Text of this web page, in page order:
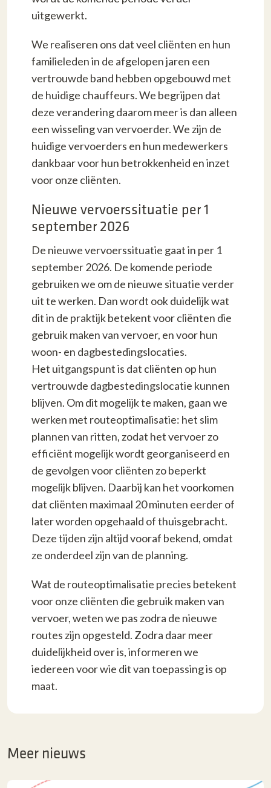
uitgewerkt.
We realiseren ons dat veel cliënten en hun
familieleden in de afgelopen jaren een
vertrouwde band hebben opgebouwd met
de huidige chauffeurs. We begrijpen dat
deze verandering daarom meer is dan alleen
een wisseling van vervoerder. We zijn de
huidige vervoerders en hun medewerkers
dankbaar voor hun betrokkenheid en inzet
voor onze cliënten.
Nieuwe vervoerssituatie per 1
september 2026
De nieuwe vervoerssituatie gaat in per 1
september 2026. De komende periode
gebruiken we om de nieuwe situatie verder
uit te werken. Dan wordt ook duidelijk wat
dit in de praktijk betekent voor cliënten die
gebruik maken van vervoer, en voor hun
woon- en dagbestedingslocaties.
Het uitgangspunt is dat cliënten op hun
vertrouwde dagbestedingslocatie kunnen
blijven. Om dit mogelijk te maken, gaan we
werken met routeoptimalisatie: het slim
plannen van ritten, zodat het vervoer zo
efficiënt mogelijk wordt georganiseerd en
de gevolgen voor cliënten zo beperkt
mogelijk blijven. Daarbij kan het voorkomen
dat cliënten maximaal 20 minuten eerder of
later worden opgehaald of thuisgebracht.
Deze tijden zijn altijd vooraf bekend, omdat
ze onderdeel zijn van de planning.
Wat de routeoptimalisatie precies betekent
voor onze cliënten die gebruik maken van
vervoer, weten we pas zodra de nieuwe
routes zijn opgesteld. Zodra daar meer
duidelijkheid over is, informeren we
iedereen voor wie dit van toepassing is op
maat.
Meer nieuws